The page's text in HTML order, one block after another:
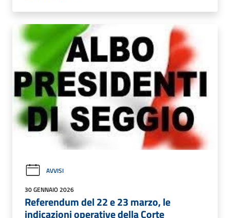
AVVISI
30 GENNAIO 2026
Referendum del 22 e 23 marzo, le
indicazioni operative della Corte